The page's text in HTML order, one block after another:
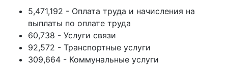
5,471,192 - Оплата труда и начисления на
выплаты по оплате труда
60,738 - Услуги связи
92,572 - Транспортные услуги
309,664 - Коммунальные услуги